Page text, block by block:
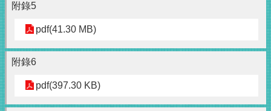
附錄5
pdf(41.30 MB)
附錄6
pdf(397.30 KB)